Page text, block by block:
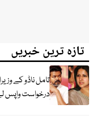
تازہ ترین خبریں
تامل ناڈو کے
درخواست واپس